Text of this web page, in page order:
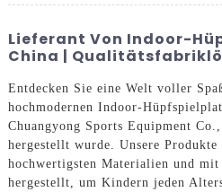
Lieferant Von Indoor-
China |
Entdecken Sie eine Welt voller
hochmodernen Indoor-
Chuangyong Sports Equipment
hergestellt wurde. Unsere Produkte
hochwertigsten Materialien und mit
hergestellt, um Kindern jeden